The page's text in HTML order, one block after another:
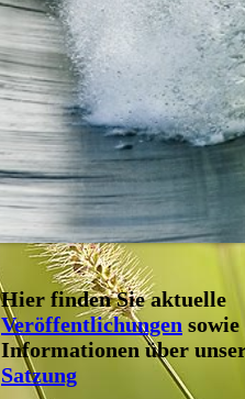
Hier finden Sie aktuelle
Veröffentlichungen sowie
Informationen über
Satzung